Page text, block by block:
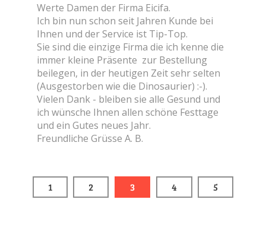
Werte Damen der Firma Eicifa.
Ich bin nun schon seit Jahren Kunde bei
Ihnen und der Service ist Tip-Top.
Sie sind die einzige Firma die ich kenne die
immer kleine Präsente zur Bestellung
beilegen, in der heutigen Zeit sehr selten
(Ausgestorben wie die Dinosaurier) :-).
Vielen Dank - bleiben sie alle Gesund und
ich wünsche Ihnen allen schöne Festtage
und ein Gutes neues Jahr.
Freundliche Grüsse A. B.
1 2 3 4 5